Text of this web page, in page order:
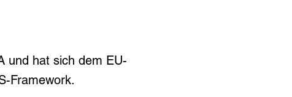
und hat sich dem EU-
Framework.